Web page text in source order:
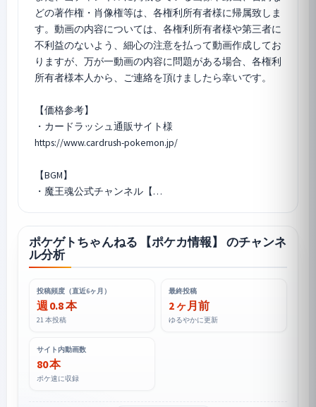
どの著作権・肖像権等は、各権利所有者様に帰属致しま
す。動画の内容については、各権利所有者様や第三者に
不利益のないよう、細心の注意を払って動画作成してお
りますが、万が一動画の内容に問題がある場合、各権利
所有者様本人から、ご連絡を頂けましたら幸いです。
【価格参考】
・カードラッシュ通販サイト様
https://www.cardrush-pokemon.jp/
【BGM】
・魔王魂公式チャンネル【…
ポケゲトちゃんねる 【ポケカ情報】 のチャンネ
ル分析
投稿頻度（直近6ヶ月）
週 0.8 本
21 本投稿
最終投稿
2 ヶ月前
ゆるやかに更新
サイト内動画数
80 本
ポケ速に収録